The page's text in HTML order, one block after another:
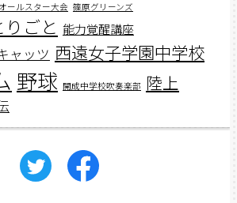
ールスター大会 篠原グリーンズ
ごと 能力覚醒講座
ャッツ 西遠女子学園中学校
野球 開成中学校吹奏楽部 陸上